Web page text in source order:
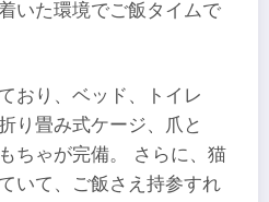
いた環境でご飯タイムで
おり、ベッド、トイレ
り畳み式ケージ、爪と
ちゃが完備。 さらに、猫
いて、ご飯さえ持参すれ